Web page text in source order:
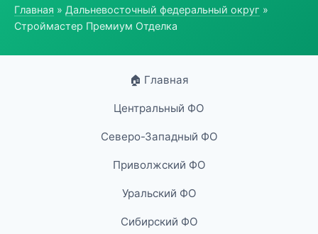
Главная » Дальневосточный федеральный округ »
Строймастер Премиум Отделка
🏠 Главная
Центральный ФО
Северо-Западный ФО
Приволжский ФО
Уральский ФО
Сибирский ФО